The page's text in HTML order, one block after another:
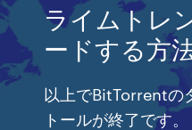
ライムトレ
ードする方
以上でBitTorrentの
トールが終了です